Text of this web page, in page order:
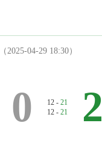
（2025-04-29 18:30）
0 12 - 21
12 - 21 2